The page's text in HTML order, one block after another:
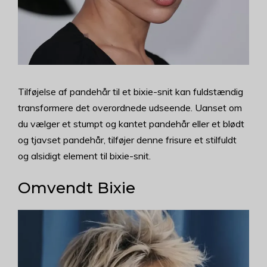
Tilføjelse af pandehår til et bixie-snit kan fuldstændig
transformere det overordnede udseende. Uanset om
du vælger et stumpt og kantet pandehår eller et blødt
og tjavset pandehår, tilføjer denne frisure et stilfuldt
og alsidigt element til bixie-snit.
Omvendt Bixie